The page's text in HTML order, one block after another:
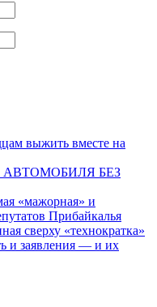
выжить вместе на
БЕЗ
«мажорная» и
Прибайкалья
сверху «технократка»
и заявления — и их